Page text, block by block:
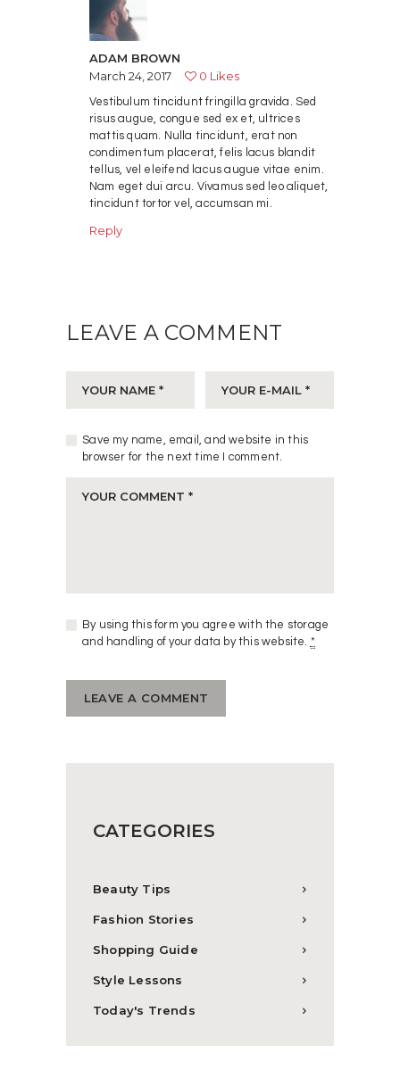
ADAM BROWN
March 24, 2017
0 Likes
Vestibulum tincidunt fringilla gravida. Sed
risus augue, congue sed ex et, ultrices
mattis quam. Nulla tincidunt, erat non
condimentum placerat, felis lacus blandit
tellus, vel eleifend lacus augue vitae enim.
Nam eget dui arcu. Vivamus sed leo aliquet,
tincidunt tortor vel, accumsan mi.
Reply
LEAVE A COMMENT
Save my name, email, and website in this
browser for the next time I comment.
By using this form you agree with the storage
and handling of your data by this website. *
CATEGORIES
Beauty Tips
Fashion Stories
Shopping Guide
Style Lessons
Today's Trends